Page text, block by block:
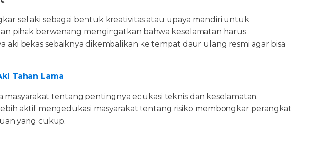
sel aki sebagai bentuk kreativitas atau upaya mandiri untuk
pihak berwenang mengingatkan bahwa keselamatan harus
aki bekas sebaiknya dikembalikan ke tempat daur ulang resmi agar bisa
Tahan Lama
masyarakat tentang pentingnya edukasi teknis dan keselamatan.
aktif mengedukasi masyarakat tentang risiko membongkar perangkat
yang cukup.